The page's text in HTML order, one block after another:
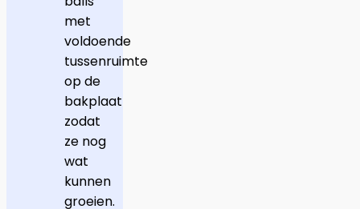
met
voldoende
tussenruimte
op de
bakplaat
zodat
ze nog
wat
kunnen
groeien.